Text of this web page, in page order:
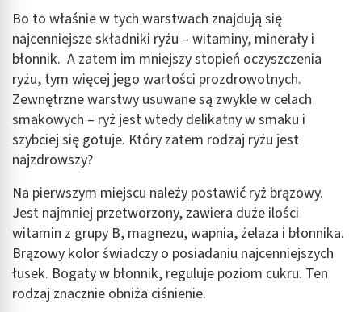
Bo to właśnie w tych warstwach znajdują się
najcenniejsze składniki ryżu – witaminy, minerały i
błonnik. A zatem im mniejszy stopień oczyszczenia
ryżu, tym więcej jego wartości prozdrowotnych.
Zewnętrzne warstwy usuwane są zwykle w celach
smakowych – ryż jest wtedy delikatny w smaku i
szybciej się gotuje. Który zatem rodzaj ryżu jest
najzdrowszy?
Na pierwszym miejscu należy postawić ryż brązowy.
Jest najmniej przetworzony, zawiera duże ilości
witamin z grupy B, magnezu, wapnia, żelaza i błonnika.
Brązowy kolor świadczy o posiadaniu najcenniejszych
łusek. Bogaty w błonnik, reguluje poziom cukru. Ten
rodzaj znacznie obniża ciśnienie.